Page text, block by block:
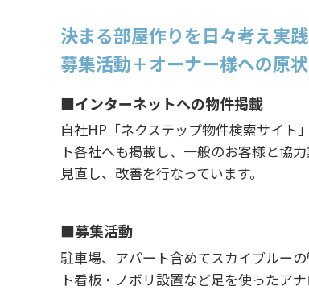
決まる部屋作りを日々考え実践
募集活動＋オーナー様への原
■インターネットへの物件掲載
自社HP「ネクステップ物件検索サイト
ト各社へも掲載し、一般のお客様と協
見直し、改善を行なっています。
■募集活動
駐車場、アパート含めてスカイブルー
ト看板・ノボリ設置など足を使ったア